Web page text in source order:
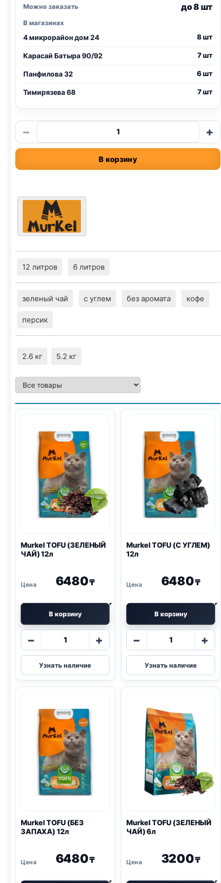
Можно заказать до 8 шт
В магазинах
4 микрорайон дом 24 8 шт
Карасай Батыра 90/92 7 шт
Панфилова 32 6 шт
Тимирязева 68 7 шт
−
Количество
товара
Murkel
(НЕЙТРАЛЬНЫЙ)
+
В корзину
12 литров 6 литров
зеленый чай с углем без аромата кофе
персик
2.6 кг 5.2 кг
MurkelTOFU (ЗЕЛЕНЫЙ
ЧАЙ) 12л
6480₸
В корзину
−
Количество
Murkel
TOFU
(ЗЕЛЕНЫЙ
+
Узнать наличие
MurkelTOFU (С УГЛЕМ)
12л
6480₸
В корзину
−
Количество
Murkel
TOFU
(С
+
Узнать наличие
MurkelTOFU (БЕЗ
ЗАПАХА) 12л
6480₸
MurkelTOFU (ЗЕЛЕНЫЙ
ЧАЙ) 6л
3200₸